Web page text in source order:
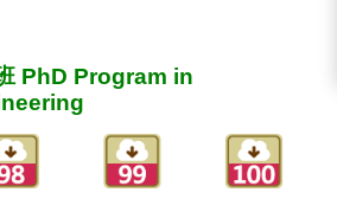
PhD Program in